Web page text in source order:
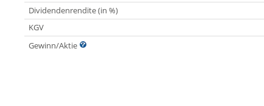
Dividendenrendite (in %)
KGV
Gewinn/Aktie